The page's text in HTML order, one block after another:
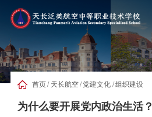
首页/ 天长航空/ 党建文化 /组织建设
为什么要开展党内政治生活？